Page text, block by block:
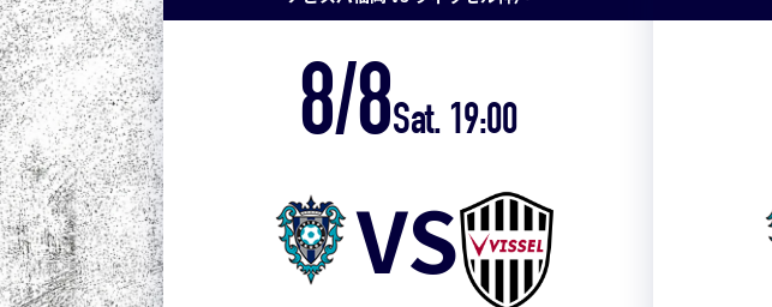
8/8Sat. 19:00
VS